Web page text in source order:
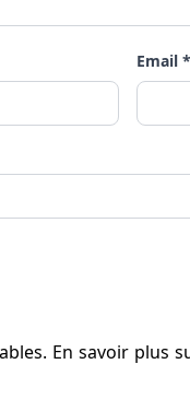
Email *
En savoir plus